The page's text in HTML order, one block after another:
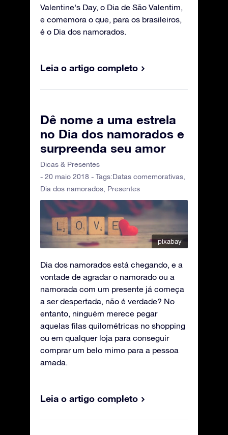
Valentine's Day, o Dia de São Valentim,
e comemora o que, para os brasileiros,
é o Dia dos namorados.
Leia o artigo completo
Dê nome a uma estrela
no Dia dos namorados e
surpreenda seu amor
Dicas & Presentes
- 20 maio 2018 - Tags:Datas comemorativas
Dia dos namorados Presentes
pixabay
Dia dos namorados está chegando, e a
vontade de agradar o namorado ou a
namorada com um presente já começa
a ser despertada, não é verdade? No
entanto, ninguém merece pegar
aquelas filas quilométricas no shopping
ou em qualquer loja para conseguir
comprar um belo mimo para a pessoa
amada.
Leia o artigo completo